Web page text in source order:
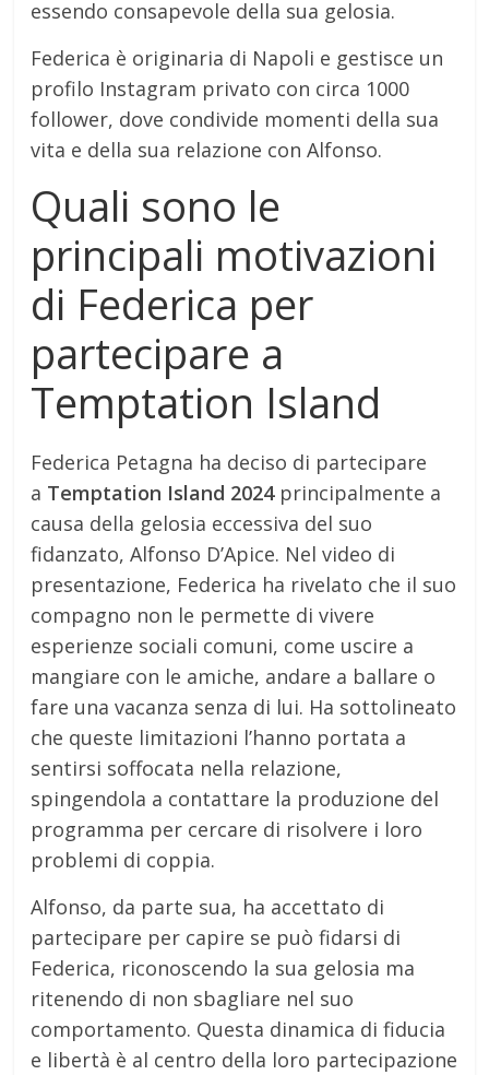
essendo consapevole della sua gelosia.
Federica è originaria di Napoli e gestisce un
profilo Instagram privato con circa 1000
follower, dove condivide momenti della sua
vita e della sua relazione con Alfonso.
Quali sono le
principali motivazioni
di Federica per
partecipare a
Temptation Island
Federica Petagna ha deciso di partecipare
a Temptation Island 2024principalmente a
causa della gelosia eccessiva del suo
fidanzato, Alfonso D’Apice. Nel video di
presentazione, Federica ha rivelato che il suo
compagno non le permette di vivere
esperienze sociali comuni, come uscire a
mangiare con le amiche, andare a ballare o
fare una vacanza senza di lui. Ha sottolineato
che queste limitazioni l’hanno portata a
sentirsi soffocata nella relazione,
spingendola a contattare la produzione del
programma per cercare di risolvere i loro
problemi di coppia.
Alfonso, da parte sua, ha accettato di
partecipare per capire se può fidarsi di
Federica, riconoscendo la sua gelosia ma
ritenendo di non sbagliare nel suo
comportamento. Questa dinamica di fiducia
e libertà è al centro della loro partecipazione